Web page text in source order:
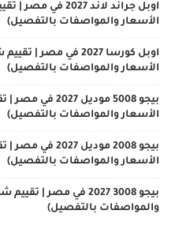
اوبل جراند لاند
الأسعار والمواصفات بالتفصيل)
اوبل كورسا 2027 في
الأسعار والمواصفات بالتفصيل)
بيجو 5008
الأسعار والمواصفات بالتفصيل)
بيجو 2008
الأسعار والمواصفات بالتفصيل)
بيجو 3008 2027 في مصر
والمواصفات بالتفصيل)